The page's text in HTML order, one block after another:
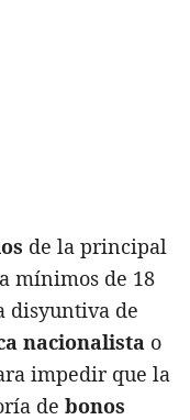
de la principal
mínimos de 18
disyuntiva de
nacionalista o
impedir que la
de bonos